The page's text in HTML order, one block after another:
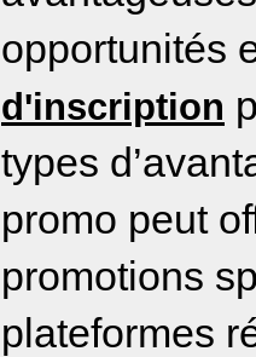
opportunités
d'inscription
types
promo peut
promotions
plateformes